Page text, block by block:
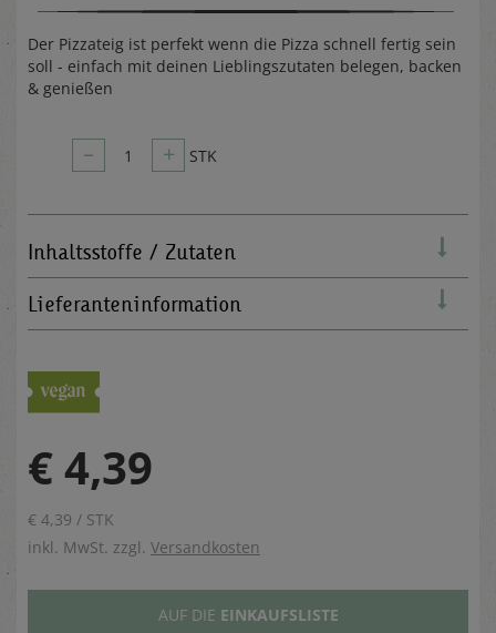
Der Pizzateig ist perfekt wenn die Pizza schnell fertig sein
soll - einfach mit deinen Lieblingszutaten belegen, backen
& genießen
– 1 + STK
Inhaltsstoffe / Zutaten
Lieferanteninformation
€ 4,39
€ 4,39 / STK
inkl. MwSt. zzgl. Versandkosten
AUF DIE EINKAUFSLISTE